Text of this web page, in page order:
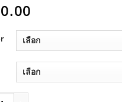
BAOBAOSHOP-92028 ชุด